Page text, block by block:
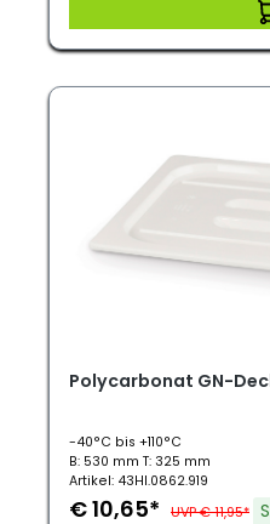
Polycarbonat GN-
-40°C bis +110°C
B: 530 mm T: 325 mm
Artikel: 43HI.0862.919
€ 10,65* UVP € 11,95*